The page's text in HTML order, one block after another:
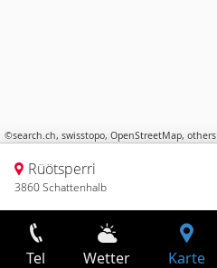
©search.ch, swisstopo, OpenStreetMap, others
Rüötsperri
3860 Schattenhalb
Tel Wetter Karte